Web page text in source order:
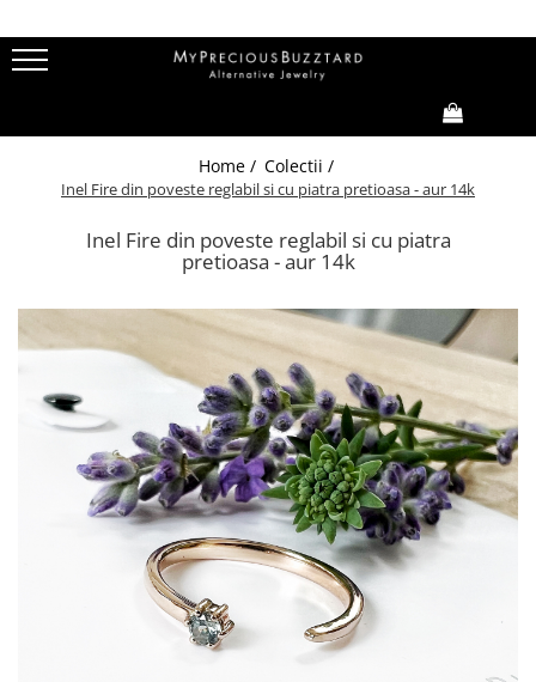
Tu vei avea stele care rad
Fire din poveste
Family (Oh, boys&girls!)
Loove
Basics
ZumZet
Cherie Cherry
Thea LaMenthe
CUSTOM MADE
Animal Instinct
AN-TAN-TICHITAN
Cercei
Coliere
Coliere
Butoni
Home / Colectii /
Inel Fire din poveste reglabil si cu piatra pretioasa - aur 14k
Inel Fire din poveste reglabil si cu piatra
pretioasa - aur 14k